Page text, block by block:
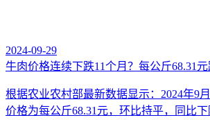
2024-09-29
牛肉价格连续下跌11个月？每公斤68.31元
根据农业农村部最新数据显示：2024年9
价格为每公斤68.31元，环比持平，同比